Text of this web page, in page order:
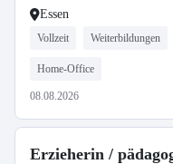
Essen
Vollzeit Weiterbildungen
Home-Office
08.08.2026
Erzieherin /